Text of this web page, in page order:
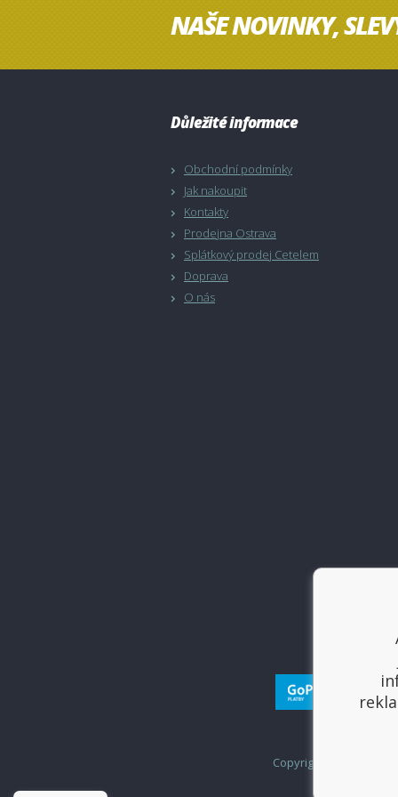
NAŠE NOVINKY,
Důležité informace
Obchodní podmínky
Jak nakoupit
Kontakty
Prodejna Ostrava
Splátkový prodej Cetelem
Doprava
O nás
Copyright © 2017